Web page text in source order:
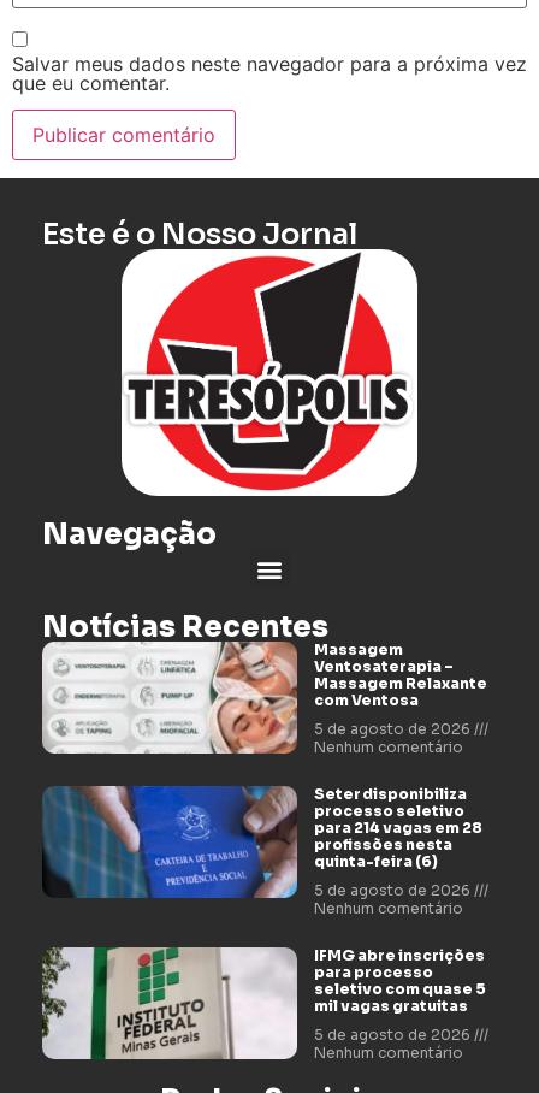
Salvar meus dados neste navegador para a próxima vez
que eu comentar.
Este é o Nosso Jornal
Navegação
Notícias Recentes
Massagem
Ventosaterapia –
Massagem Relaxante
com Ventosa
5 de agosto de 2026
Nenhum comentário
Seter disponibiliza
processo seletivo
para 214 vagas em 28
profissões nesta
quinta-feira (6)
5 de agosto de 2026
Nenhum comentário
IFMG abre inscrições
para processo
seletivo com quase 5
mil vagas gratuitas
5 de agosto de 2026
Nenhum comentário